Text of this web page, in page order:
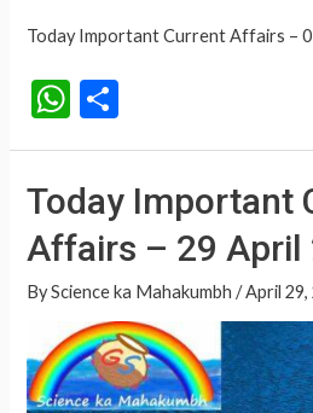
Today Important Current Affairs –
W
h
at
s
A
p
p
h
ar
e
Today Important
Affairs – 29 April
ByScience ka Mahakumbh /April 29,